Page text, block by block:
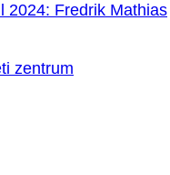
2024: Fredrik Mathias
zentrum